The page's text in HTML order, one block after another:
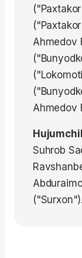
Ahmedov
Ahmedov
Suhrob
("Surxon").